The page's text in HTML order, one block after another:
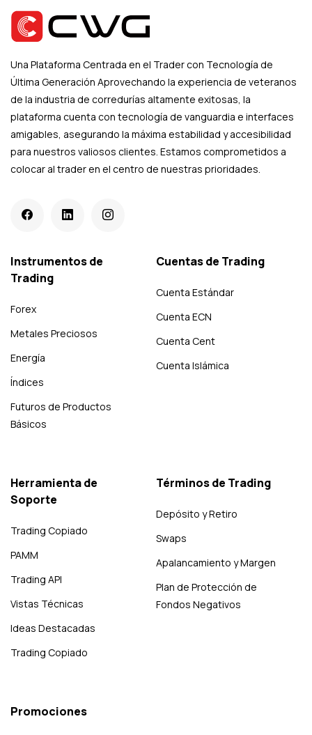
Una Plataforma Centrada en el Trader con Tecnología de
Última Generación Aprovechando la experiencia de veteranos
de la industria de corredurías altamente exitosas, la
plataforma cuenta con tecnología de vanguardia e interfaces
amigables, asegurando la máxima estabilidad y accesibilidad
para nuestros valiosos clientes. Estamos comprometidos a
colocar al trader en el centro de nuestras prioridades.
Instrumentos de
Trading
Forex
Metales Preciosos
Energía
Índices
Futuros de Productos
Básicos
Cuentas de Trading
Cuenta Estándar
Cuenta ECN
Cuenta Cent
Cuenta Islámica
Herramienta de
Soporte
Trading Copiado
PAMM
Trading API
Vistas Técnicas
Ideas Destacadas
Trading Copiado
Términos de Trading
Depósito y Retiro
Swaps
Apalancamiento y Margen
Plan de Protección de
Fondos Negativos
Promociones